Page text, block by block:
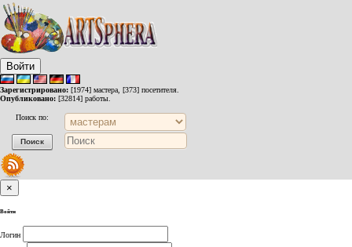
Войти
Зарегистрировано: [1974] мастера, [373] посетителя.
Опубликовано: [32814] работы.
Поиск по:
×
Войти
Логин